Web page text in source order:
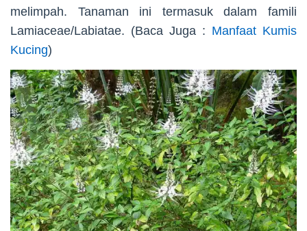
melimpah. Tanaman ini termasuk dalam famili
Lamiaceae/Labiatae. (Baca Juga : Manfaat Kumis
Kucing)